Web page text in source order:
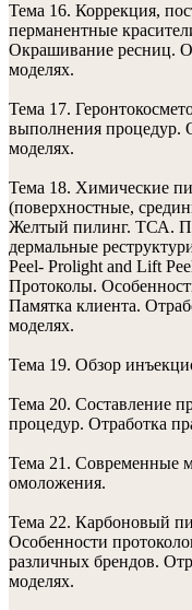
Тема 16. Коррекция,
перманентные
Окрашивание ресниц.
моделях.
Тема 17.
выполнения процедур.
моделях.
Тема 18. Химические
(поверхностные,
Желтый пилинг. ТСА.
дермальные
Peel- Prolight and Lift
Протоколы.
Памятка клиента.
моделях.
Тема 19. Обзор
Тема 20. Составление
процедур. Отработка
Тема 21. Современные
омоложения.
Тема 22. Карбоновый
Особенности
различных брендов.
моделях.